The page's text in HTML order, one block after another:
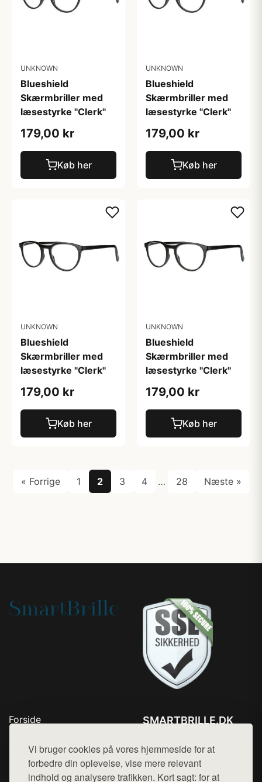
Vi bruger cookies på vores hjemmeside for at
forbedre din oplevelse, vise mere relevant
indhold og analysere trafikken. Kort sagt: for at
UNKNOWN
Blueshield
Skærmbriller med
læsestyrke "Clerk"
179,00 kr
Køb her
UNKNOWN
Blueshield
Skærmbriller med
læsestyrke "Clerk"
179,00 kr
Køb her
UNKNOWN
Blueshield
Skærmbriller med
læsestyrke "Clerk"
179,00 kr
Køb her
UNKNOWN
Blueshield
Skærmbriller med
læsestyrke "Clerk"
179,00 kr
Køb her
« Forrige 1 2 3 4 … 28 Næste »
Forside
Top Rabatter
Blog
Kontakt
SMARTBRILLE.DK
Mail: hej@want.dk